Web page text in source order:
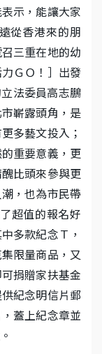
示，能讓大家
從香港來的朋
三重在地的幼
ＧＯ！］出發
法委員高志鵬
嶄露頭角，是
多藝文投入；
重要意義，更
比頭來參與更
，也為市民帶
超值的報名好
多款紀念Ｔ，
限量商品，又
捐贈家扶基金
紀念明信片郵
蓋上紀念章並